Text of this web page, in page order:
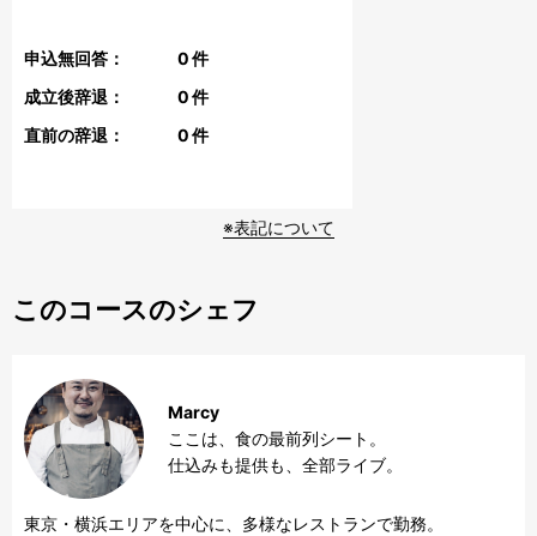
申込無回答： 0件
成立後辞退：
0件
直前の辞退：
0件
※表記について
このコースのシェフ
Marcy
ここは、食の最前列シート。
東京・横浜エリアを中心に、多様なレストランで勤務。